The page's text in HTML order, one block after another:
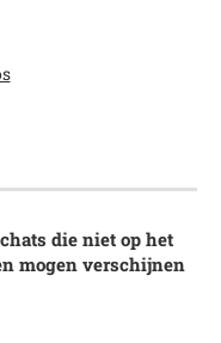
die niet op het
mogen verschijnen